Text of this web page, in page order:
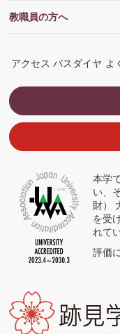
本学
い、
財）
を受
れて
評価
教職員の方へ
アクセス バスダイヤ よ